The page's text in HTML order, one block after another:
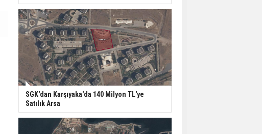
Avrupa'da Konut
Yatırımında Yeni Cazip
Ülke: Fransa
SGK'dan Karşıyaka'da 140 Milyon TL'ye
Satılık Arsa